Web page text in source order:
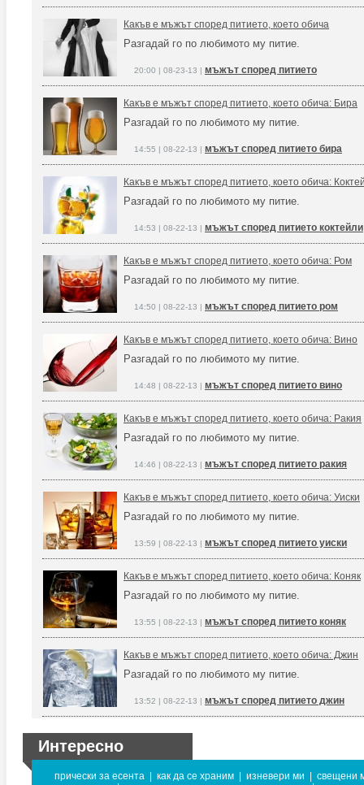
Какъв е мъжът според питието, което обича
Разгадай го по любимото му питие.
20:00 | 08-23-13 | мъжът според питието
Какъв е мъжът според питието, което обича: Бира
Разгадай го по любимото му питие.
14:55 | 08-22-13 | мъжът според питието бира
Какъв е мъжът според питието, което обича:
Разгадай го по любимото му питие.
14:53 | 08-22-13 | мъжът според питието коктейли
Какъв е мъжът според питието, което обича: Ром
Разгадай го по любимото му питие.
14:50 | 08-22-13 | мъжът според питието ром
Какъв е мъжът според питието, което обича: Вино
Разгадай го по любимото му питие.
14:48 | 08-22-13 | мъжът според питието вино
Какъв е мъжът според питието, което обича: Ракия
Разгадай го по любимото му питие.
14:46 | 08-22-13 | мъжът според питието ракия
Какъв е мъжът според питието, което обича: Уиски
Разгадай го по любимото му питие.
13:59 | 08-22-13 | мъжът според питието уиски
Какъв е мъжът според питието, което обича: Коняк
Разгадай го по любимото му питие.
13:55 | 08-22-13 | мъжът според питието коняк
Какъв е мъжът според питието, което обича: Джин
Разгадай го по любимото му питие.
13:52 | 08-22-13 | мъжът според питието джин
Интересно
прически за есента как да се храним изневери ми
свещени